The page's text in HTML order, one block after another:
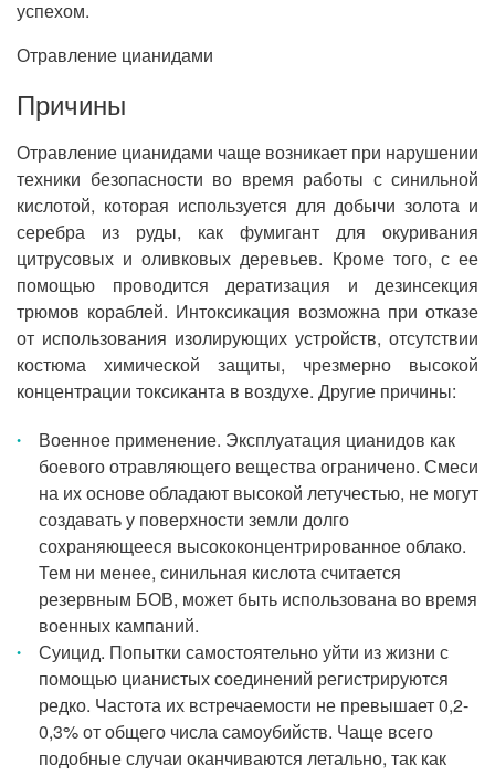
успехом.
Отравление цианидами
Причины
Отравление цианидами чаще возникает при нарушении
техники безопасности во время работы с синильной
кислотой, которая используется для добычи золота и
серебра из руды, как фумигант для окуривания
цитрусовых и оливковых деревьев. Кроме того, с ее
помощью проводится дератизация и дезинсекция
трюмов кораблей. Интоксикация возможна при отказе
от использования изолирующих устройств, отсутствии
костюма химической защиты, чрезмерно высокой
концентрации токсиканта в воздухе. Другие причины:
Военное применение. Эксплуатация цианидов как
боевого отравляющего вещества ограничено. Смеси
на их основе обладают высокой летучестью, не могут
создавать у поверхности земли долго
сохраняющееся высококонцентрированное облако.
Тем ни менее, синильная кислота считается
резервным БОВ, может быть использована во время
военных кампаний.
Суицид. Попытки самостоятельно уйти из жизни с
помощью цианистых соединений регистрируются
редко. Частота их встречаемости не превышает 0,2-
0,3% от общего числа самоубийств. Чаще всего
подобные случаи оканчиваются летально, так как